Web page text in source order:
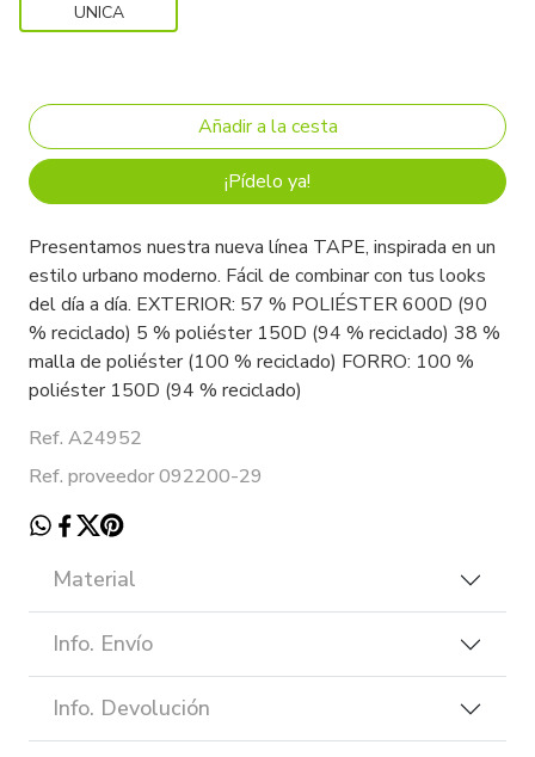
UNICA
¡Pídelo ya!
Presentamos nuestra nueva línea TAPE, inspirada en un
estilo urbano moderno. Fácil de combinar con tus looks
del día a día. EXTERIOR: 57 % POLIÉSTER 600D (90
% reciclado) 5 % poliéster 150D (94 % reciclado) 38 %
malla de poliéster (100 % reciclado) FORRO: 100 %
poliéster 150D (94 % reciclado)
Ref. A24952
Ref. proveedor 092200-29
Material
Info. Envío
Info. Devolución